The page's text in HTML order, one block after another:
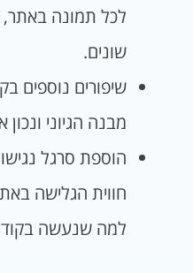
שונים.
שיפורים נוספים
מבנה הגיוני
הוספת סרגל
חווית הגלישה
למה שנעשה